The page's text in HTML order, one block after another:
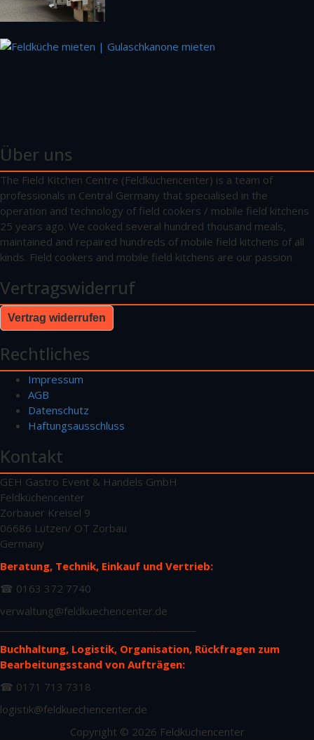
Über uns
The Field Kitchen Centre (Feldküchencenter) is a team of
professionals in Central Germany that specialised in the
operation and technology of field cookers / mobile field kitchens
25 years ago. We cooked several hundred thousand meals,
maintained and repaired hundreds of mobile field kitchens of all
kinds. Field cookers and mobile field kitchens are our passion.
Vertragswiderruf
Vertrag widerrufen
Rechtliches
Impressum
AGB
Datenschutz
Haftungsausschluss
Kontakt
GEH Gastro Event & Handels GmbH
Feldküchencenter
Zorbauer Kreisel 9
06686 Lützen/ OT Zorbau
Germany
Beratung, Technik, Einkauf und Vertrieb:
☎ 0163 372 7740
verwaltung@feldkuechencenter.de
Buchhaltung, Logistik, Organisation, Rückfragen zum
Bearbeitungsstand von Aufträgen:
☎ 0171 713 7318
logistik@feldkuechencenter.de
Copyright © 2026 Feldküchencenter